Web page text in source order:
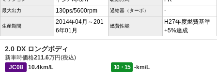
最大出力 130ps/5600rpm 過給器（ターボ） -
生産期間
2014年04月～201
6年01月
燃費性能
H27年度燃費基準
+5%達成
2.0 DX ロングボディ
新車時価格211.6万円(税込)
JC08
10.4km/L 10・15
-km/L